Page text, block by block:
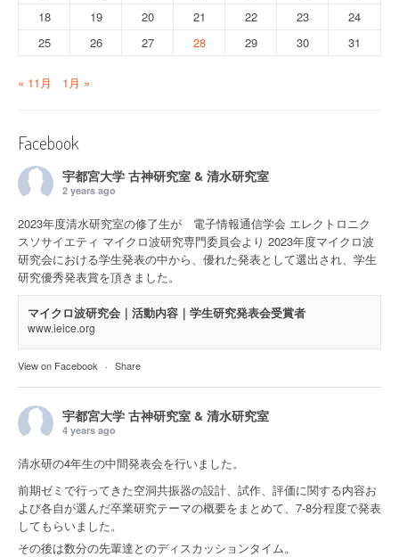
18
19 20 21 22 23
24
25
26 27 28 29 30 31
« 11月 1月 »
Facebook
宇都宮大学 古神研究室 & 清水研究室
2 years ago
2023年度清水研究室の修了生が 電子情報通信学会 エレクトロニク
スソサイエティ マイクロ波研究専門委員会より 2023年度マイクロ波
研究会における学生発表の中から、優れた発表として選出され、学生
研究優秀発表賞を頂きました。
マイクロ波研究会｜活動内容｜学生研究発表会受賞者
www.ieice.org
View on Facebook · Share
宇都宮大学 古神研究室 & 清水研究室
4 years ago
清水研の4年生の中間発表会を行いました。
前期ゼミで行ってきた空洞共振器の設計、試作、評価に関する内容お
よび各自が選んだ卒業研究テーマの概要をまとめて、7-8分程度で発表
してもらいました。
その後は数分の先輩達とのディスカッションタイム。